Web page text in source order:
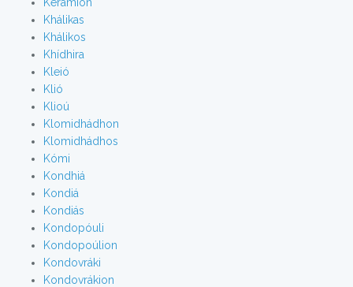
Khálikas
Khálikos
Khídhira
Kleió
Klió
Klioú
Klomidhádhon
Klomidhádhos
Kómi
Kondhiá
Kondiá
Kondiás
Kondopóuli
Kondopoúlion
Kondovráki
Kondovrákion